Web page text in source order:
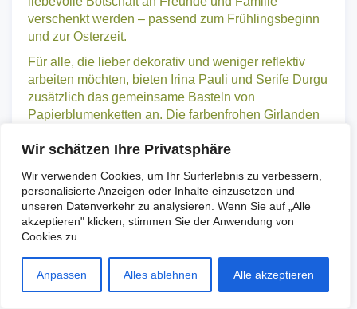
Wir schätzen Ihre Privatsphäre
Wir verwenden Cookies, um Ihr Surferlebnis zu verbessern,
personalisierte Anzeigen oder Inhalte einzusetzen und
unseren Datenverkehr zu analysieren. Wenn Sie auf „Alle
akzeptieren" klicken, stimmen Sie der Anwendung von
Cookies zu.
Anpassen Alles ablehnen Alle akzeptieren
können entweder für sich selbst gestaltet oder als
liebevolle Botschaft an Freunde und Familie
verschenkt werden – passend zum Frühlingsbeginn
und zur Osterzeit.
Für alle, die lieber dekorativ und weniger reflektiv
arbeiten möchten, bieten Irina Pauli und Serife Durgu
zusätzlich das gemeinsame Basteln von
bringen ein Stück Frühling ins eigene Zuhause und
sorgen für eine leuchtend bunte Atmosphäre.
Die Aktion versteht sich als offener Raum für
Begegnung, Austausch und gemeinschaftliche
Kreativität. Willkommen sind alle Menschen –
Die Teilnahme ist kostenfrei, und Materialien stehen
in ausreichender Menge zur Verfügung.